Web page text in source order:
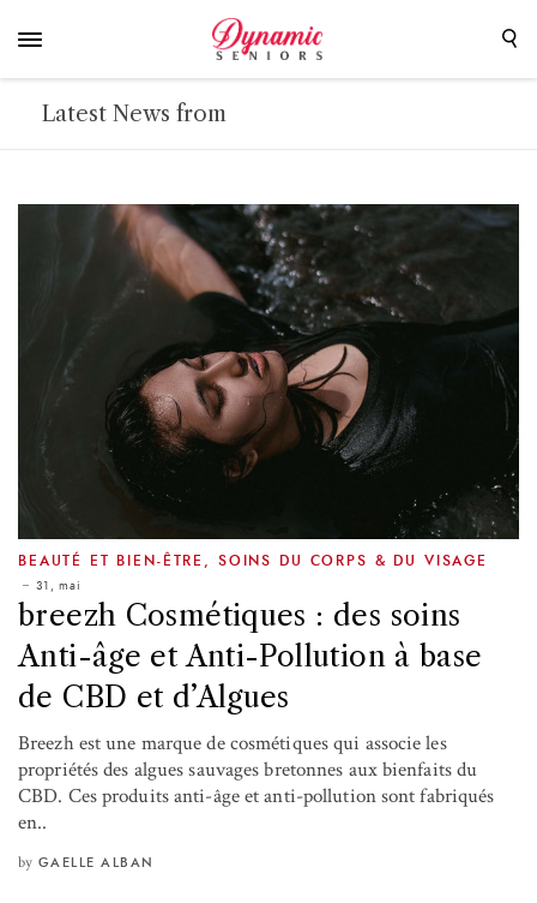
Latest News from
BEAUTÉ ET BIEN-ÊTRE SOINS DU CORPS & DU VISAGE
31, mai
breezh Cosmétiques : des soins
Anti-âge et Anti-Pollution à base
de CBD et d’Algues
Breezh est une marque de cosmétiques qui associe les
propriétés des algues sauvages bretonnes aux bienfaits du
CBD. Ces produits anti-âge et anti-pollution sont fabriqués
en..
by GAELLE ALBAN